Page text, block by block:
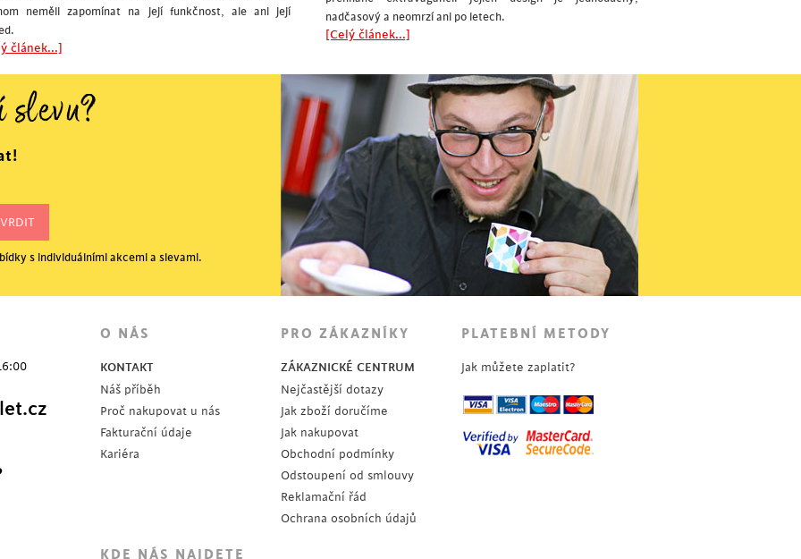
neměli zapomínat na její funkčnost, ale ani její
článek...]
nadčasový a neomrzí ani po letech.
[Celý článek...]
slevu?
s individuálními akcemi a slevami.
O NÁS
KONTAKT
Náš příběh
Proč nakupovat u nás
Fakturační údaje
Kariéra
PRO ZÁKAZNÍKY
ZÁKAZNICKÉ CENTRUM
Nejčastější dotazy
Jak zboží doručíme
Jak nakupovat
Obchodní podmínky
Odstoupení od smlouvy
Reklamační řád
Ochrana osobních údajů
PLATEBNÍ METODY
Jak můžete zaplatit?
KDE NÁS NAJDETE